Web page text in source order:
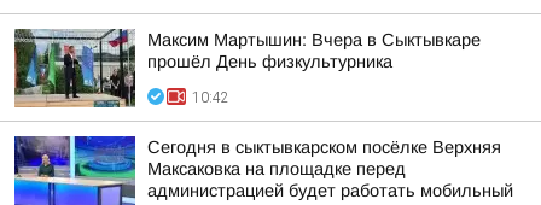
Максим Мартышин: Вчера в Сыктывкаре
прошёл День физкультурника
10:42
Сегодня в сыктывкарском посёлке Верхняя
Максаковка на площадке перед
администрацией будет работать мобильный